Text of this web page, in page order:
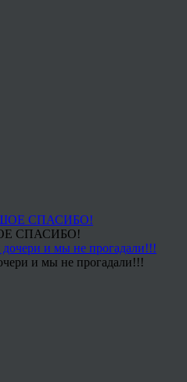
СПАСИБО!
и мы не прогадали!!!